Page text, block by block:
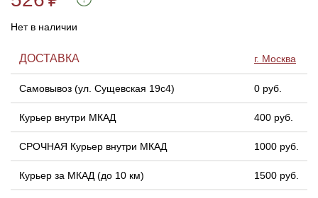
Нет в наличии
ДОСТАВКА г. Москва
Самовывоз (ул. Сущевская 19с4) 0 руб.
Курьер внутри МКАД 400 руб.
СРОЧНАЯ Курьер внутри МКАД 1000 руб.
Курьер за МКАД (до 10 км) 1500 руб.
Линейки для настройки лука
Кликеры для лука
Плунжеры для лука
Киссеры для лука
Охотничьи ножи